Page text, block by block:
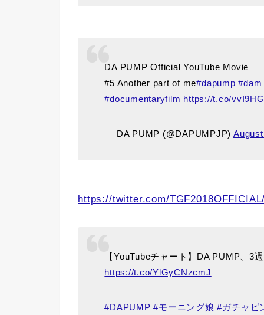
DA PUMP Official YouTube Movie
#5 Another part of me#dapump #dam
#documentaryfilm https://t.co/
— DA PUMP (@DAPUMPJP)
https://twitter.com/
【YouTubeチャート】DA PUMP、
https://t.co/YlGyCNzcmJ
#DAPUMP #モーニング娘 #ガチャピ